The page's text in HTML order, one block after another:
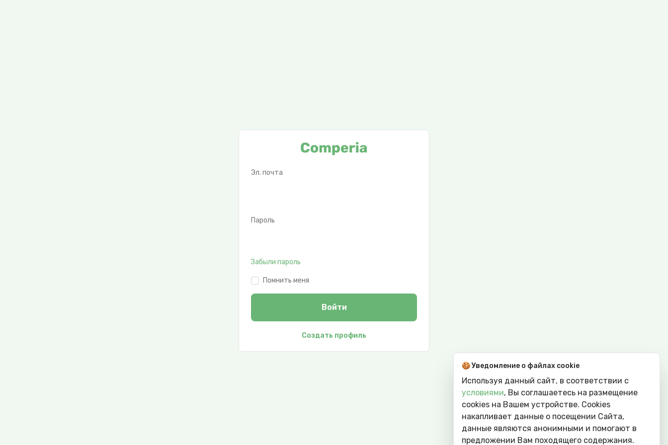
Эл. почта
Пароль
Забыли пароль
Помнить меня
Войти
Создать профиль
🍪 Уведомление о файлах cookie
Используя данный сайт, в соответствии с
условиями, Вы соглашаетесь на размещение
cookies на Вашем устройстве. Сookies
накапливает данные о посещении Сайта,
данные являются анонимными и помогают в
предложении Вам походящего содержания.